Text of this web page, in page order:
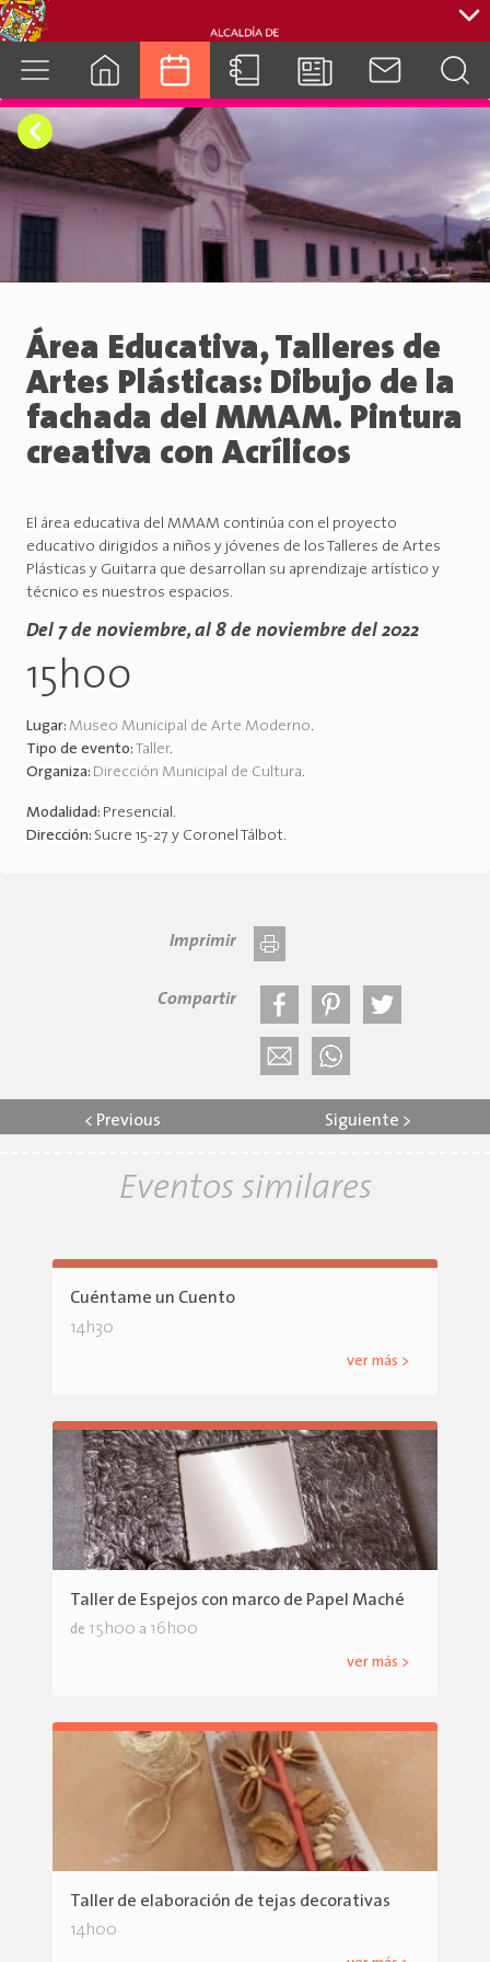
cuenca.gob.ec
Área Educativa, Talleres de
Artes Plásticas: Dibujo de la
fachada del MMAM. Pintura
creativa con Acrílicos
El área educativa del MMAM continúa con el proyecto
educativo dirigidos a niños y jóvenes de los Talleres de Artes
Plásticas y Guitarra que desarrollan su aprendizaje artístico y
técnico es nuestros espacios.
Del 7 de noviembre, al 8 de noviembre del 2022
15h00
Lugar: Museo Municipal de Arte Moderno.
Tipo de evento: Taller.
Organiza: Dirección Municipal de Cultura.
Modalidad: Presencial.
Dirección: Sucre 15-27 y Coronel Tálbot.
Imprimir
Compartir
< Previous Siguiente >
Eventos similares
Cuéntame un Cuento
14h30
ver más >
Taller de Espejos con marco de Papel Maché
de 15h00 a 16h00
ver más >
Taller de elaboración de tejas decorativas
14h00